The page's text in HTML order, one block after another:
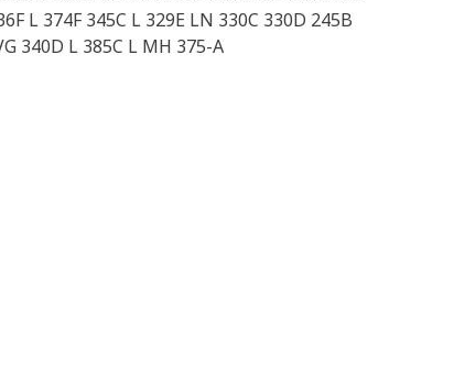
L 374F 345C L 329E LN 330C 330D 245B
340D L 385C L MH 375-A